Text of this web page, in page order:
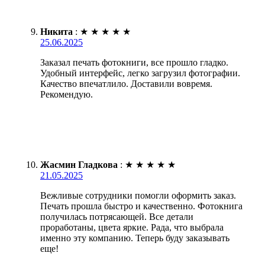
Никита : ★ ★ ★ ★ ★
25.06.2025
Заказал печать фотокниги, все прошло гладко.
Удобный интерфейс, легко загрузил фотографии.
Качество впечатлило. Доставили вовремя.
Рекомендую.
Жасмин Гладкова : ★ ★ ★ ★ ★
21.05.2025
Вежливые сотрудники помогли оформить заказ.
Печать прошла быстро и качественно. Фотокнига
получилась потрясающей. Все детали
проработаны, цвета яркие. Рада, что выбрала
именно эту компанию. Теперь буду заказывать
еще!